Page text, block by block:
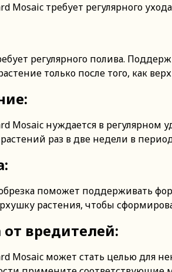
Mosaic требует регулярного
регулярного полива.
только после того, как
Mosaic нуждается в регулярном
раз в две недели в
поможет поддерживать
растения, чтобы
вредителей:
Mosaic может стать целью для